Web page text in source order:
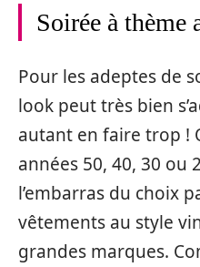
Soirée à thème
Pour les adeptes de
look peut très bien
autant en faire trop !
années 50, 40, 30 ou
l’embarras du choix
vêtements au style
grandes marques.